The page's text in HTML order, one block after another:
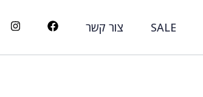
SALE צור קשר